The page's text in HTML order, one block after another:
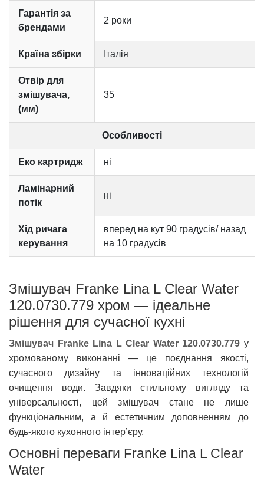
Гарантія за
брендами
2 роки
Країна збірки Італія
Отвір для
змішувача,
(мм)
35
Особливості
Еко картридж ні
Ламінарний
потік
ні
Хід ричага
керування
вперед на кут 90 градусів/ назад
на 10 градусів
Змішувач Franke Lina L Clear Water
120.0730.779 хром — ідеальне
рішення для сучасної кухні
Змішувач Franke Lina L Clear Water 120.0730.779 у
хромованому виконанні — це поєднання якості,
сучасного дизайну та інноваційних технологій
очищення води. Завдяки стильному вигляду та
універсальності, цей змішувач стане не лише
функціональним, а й естетичним доповненням до
будь-якого кухонного інтер’єру.
Основні переваги Franke Lina L Clear
Water